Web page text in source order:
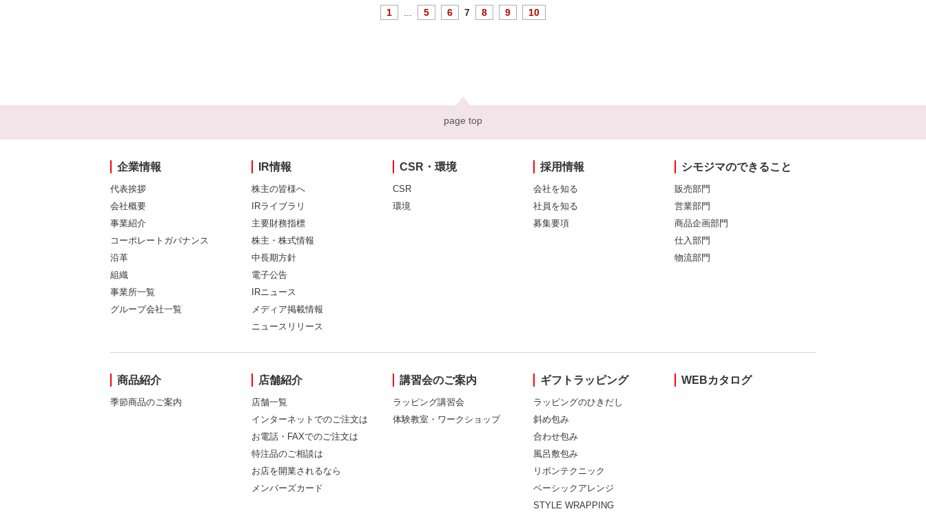
1 5 6 7 8 9 10
page top
企業情報
代表挨拶
会社概要
事業紹介
コーポレートガバナンス
沿革
組織
事業所一覧
グループ会社一覧
IR情報
株主の皆様へ
IRライブラリ
主要財務指標
株主・株式情報
中長期方針
電子公告
IRニュース
メディア掲載情報
ニュースリリース
CSR・環境
CSR
環境
採用情報
会社を知る
社員を知る
募集要項
シモジマのできること
販売部門
営業部門
商品企画部門
仕入部門
物流部門
商品紹介
季節商品のご案内
店舗紹介
店舗一覧
インターネットでのご注文は
お電話・FAXでのご注文は
特注品のご相談は
お店を開業されるなら
メンバーズカード
講習会のご案内
ラッピング講習会
体験教室・ワークショップ
ギフトラッピング
ラッピングのひきだし
斜め包み
合わせ包み
風呂敷包み
リボンテクニック
ベーシックアレンジ
STYLE WRAPPING
WEBカタログ